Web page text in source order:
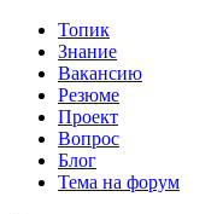
Топик
Знание
Вакансию
Резюме
Проект
Вопрос
Блог
Тема на форум